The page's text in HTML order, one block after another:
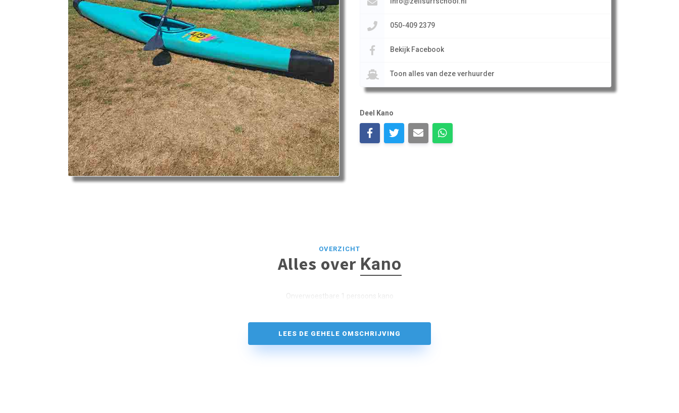
050-409 2379
Bekijk Facebook
Toon alles van deze verhuurder
Deel Kano
OVERZICHT
Alles over Kano
Onverwoestbare 1 persoons kano
LEES DE GEHELE OMSCHRIJVING